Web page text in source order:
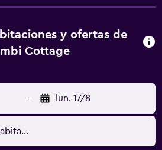
excursiones a los valles de
y Chocholowska. El establecimiento
y ofertas de
Cottage
- lun. 17/8